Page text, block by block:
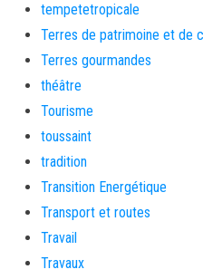
tempetetropicale
Terres de patrimoine et de
Terres gourmandes
théâtre
Tourisme
toussaint
tradition
Transition Energétique
Transport et routes
Travail
Travaux